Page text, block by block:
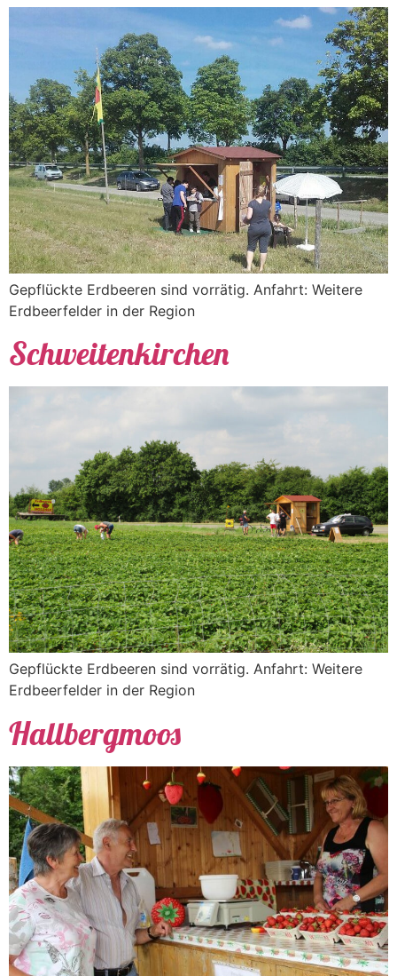
Gepflückte Erdbeeren sind vorrätig. Anfahrt: Weitere
Erdbeerfelder in der Region
Schweitenkirchen
Gepflückte Erdbeeren sind vorrätig. Anfahrt: Weitere
Erdbeerfelder in der Region
Hallbergmoos